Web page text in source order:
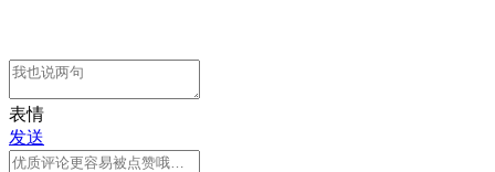
表情
发送